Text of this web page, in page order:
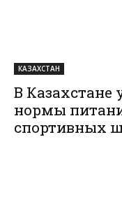
КАЗАХСТАН
В Казахстане
нормы
спортивных